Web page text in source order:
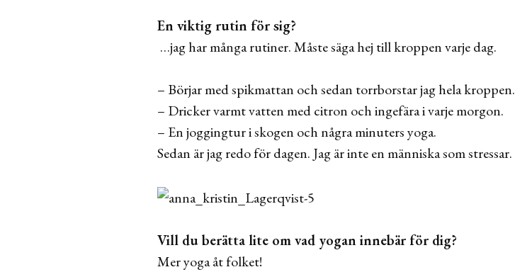
En viktig rutin för sig?
…jag har många rutiner. Måste säga hej till kroppen varje dag.
– Börjar med spikmattan och sedan torrborstar jag hela kroppen.
– Dricker varmt vatten med citron och ingefära i varje morgon.
– En joggingtur i skogen och några minuters yoga.
Sedan är jag redo för dagen. Jag är inte en människa som stressar.
Vill du berätta lite om vad yogan innebär för dig?
Mer yoga åt folket!